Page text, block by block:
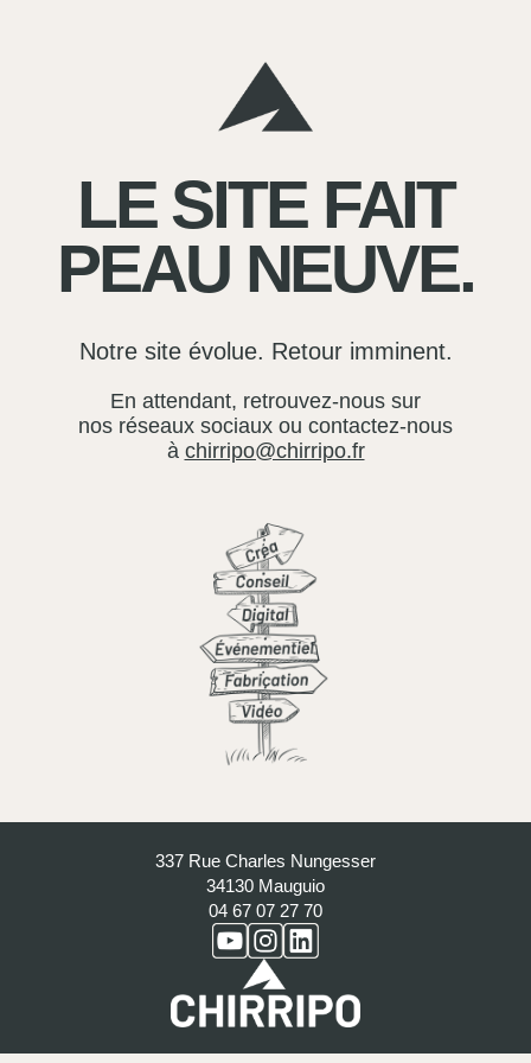
LE SITE FAIT
PEAU NEUVE.
Notre site évolue. Retour imminent.
En attendant, retrouvez-nous sur
nos réseaux sociaux ou contactez-nous
à chirripo@chirripo.fr
337 Rue Charles Nungesser
34130 Mauguio
04 67 07 27 70